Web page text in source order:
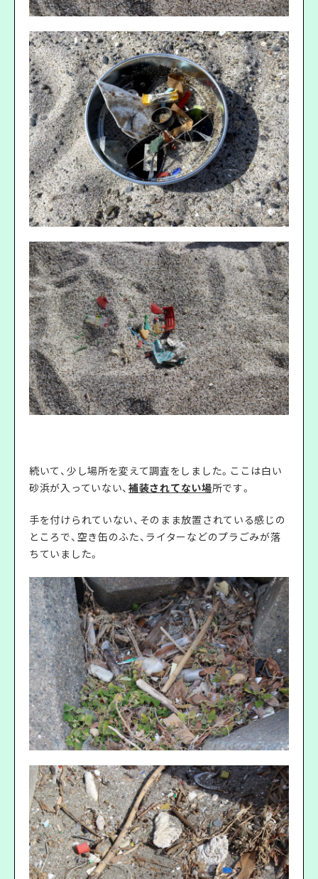
続いて、少し場所を変えて調査をしました。ここは白い
砂浜が入っていない、 補装されてない場所です。
手を付けられていない、そのまま放置されている感じの
ところで、空き缶のふた、ライターなどのプラごみが落
ちていました。